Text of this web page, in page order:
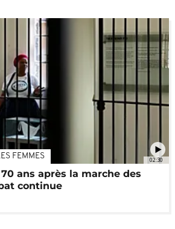
02:30
FEMMES
ans après la marche des
continue